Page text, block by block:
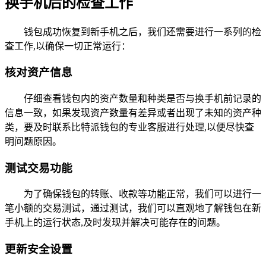
钱包成功恢复到新手机之后，我们还需要进行一系列的检
查工作,以确保一切正常运行：
核对资产信息
仔细查看钱包内的资产数量和种类是否与换手机前记录的
信息一致，如果发现资产数量有差异或者出现了未知的资产种
类，要及时联系比特派钱包的专业客服进行处理,以便尽快查
明问题原因。
测试交易功能
为了确保钱包的转账、收款等功能正常，我们可以进行一
笔小额的交易测试，通过测试，我们可以直观地了解钱包在新
手机上的运行状态,及时发现并解决可能存在的问题。
更新安全设置